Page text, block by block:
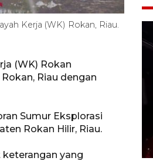
Kerja (WK) Rokan, Riau.
(WK) Rokan
Riau dengan
Sumur Eksplorasi
Rokan Hilir, Riau.
keterangan yang